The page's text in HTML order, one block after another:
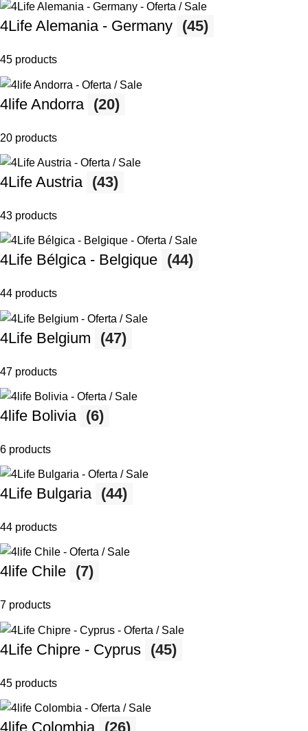
4Life Alemania - Germany (45)
45 products
4life Andorra (20)
20 products
4Life Austria (43)
43 products
4Life Bélgica - Belgique (44)
44 products
4Life Belgium (47)
47 products
4life Bolivia (6)
6 products
4Life Bulgaria (44)
44 products
4life Chile (7)
7 products
4Life Chipre - Cyprus (45)
45 products
4life Colombia (26)